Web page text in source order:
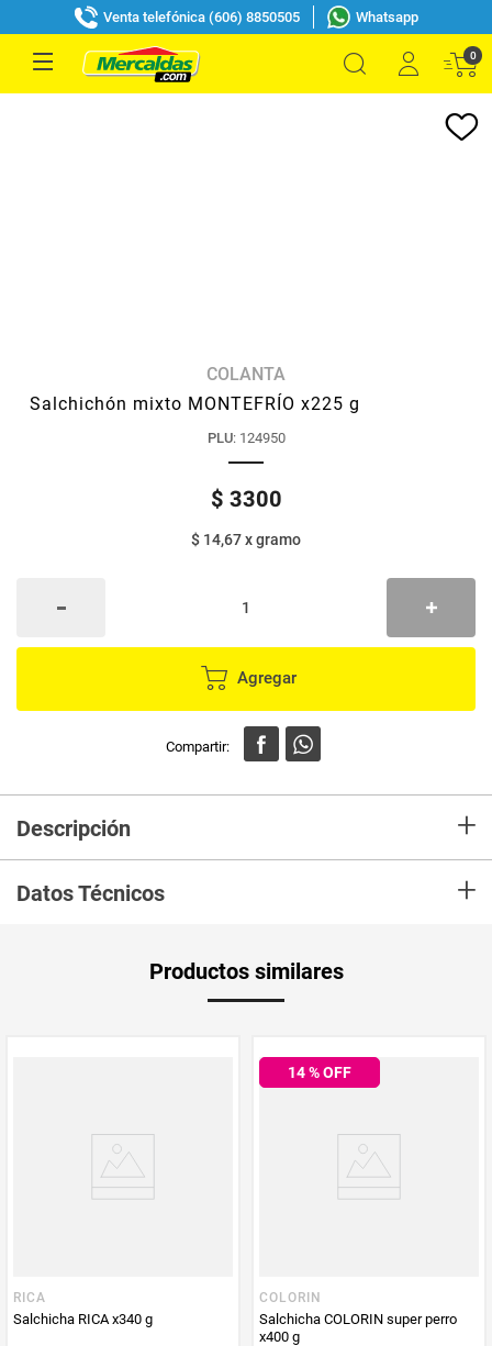
Venta telefónica (606) 8850505 Whatsapp
0
COLANTA
Salchichón mixto MONTEFRÍO x225 g
PLU: 124950
$ 3300
$ 14,67xgramo
Agregar
Descripción +
acompañar tus comidas, para comerlo solo o acompañado con pan,
combina muy bien con limón.
Datos Técnicos +
Productos similares
RICA
Salchicha RICA x340 g
14% OFF
COLORIN
Salchicha COLORIN super perro
x400 g